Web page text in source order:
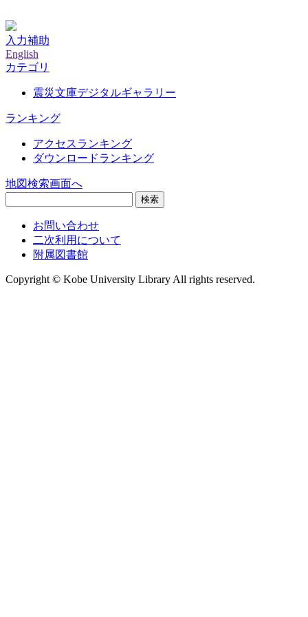
入力補助
English
カテゴリ
震災文庫デジタルギャラリー
ランキング
アクセスランキング
ダウンロードランキング
地図検索画面へ
検索
お問い合わせ
二次利用について
附属図書館
Copyright © Kobe University Library All rights reserved.